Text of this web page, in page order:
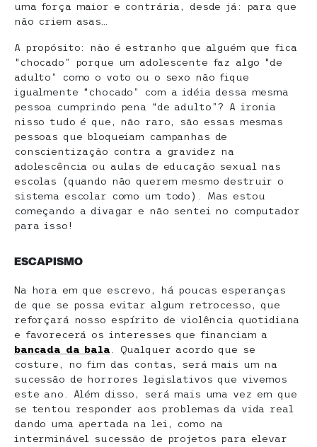
uma força maior e contrária, desde já: para que
não criem asas…
A propósito: não é estranho que alguém que fica
“chocado” porque um adolescente faz algo “de
adulto” como o voto ou o sexo não fique
igualmente “chocado” com a idéia dessa mesma
pessoa cumprindo pena “de adulto”? A ironia
nisso tudo é que, não raro, são essas mesmas
pessoas que bloqueiam campanhas de
conscientização contra a gravidez na
adolescência ou aulas de educação sexual nas
escolas (quando não querem mesmo destruir o
sistema escolar como um todo). Mas estou
começando a divagar e não sentei no computador
para isso!
ESCAPISMO
Na hora em que escrevo, há poucas esperanças
de que se possa evitar algum retrocesso, que
reforçará nosso espírito de violência quotidiana
e favorecerá os interesses que financiam a
bancada da bala . Qualquer acordo que se
costure, no fim das contas, será mais um na
sucessão de horrores legislativos que vivemos
este ano. Além disso, será mais uma vez em que
se tentou responder aos problemas da vida real
dando uma apertada na lei, como na
interminável sucessão de projetos para elevar